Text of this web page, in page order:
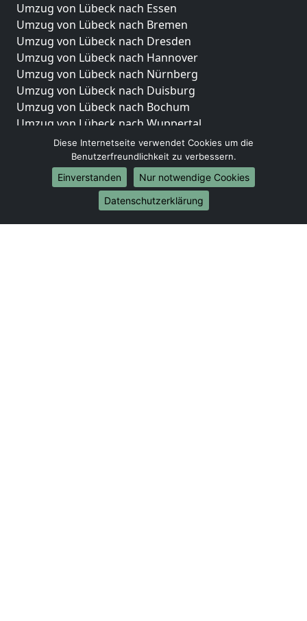
Umzug von Lübeck nach Essen
Umzug von Lübeck nach Bremen
Umzug von Lübeck nach Dresden
Umzug von Lübeck nach Hannover
Umzug von Lübeck nach Nürnberg
Umzug von Lübeck nach Duisburg
Umzug von Lübeck nach Bochum
Umzug von Lübeck nach Wuppertal
Umzug von Lübeck nach Bielefeld
Umzug von Lübeck nach Bonn
Umzug von Lübeck nach Münster
Internationale-Umzüge
Umzug von Lübeck nach Brasilien
Diese Internetseite verwendet Cookies um die
Benutzerfreundlichkeit zu verbessern.
Einverstanden
Nur notwendige Cookies
Datenschutzerklärung